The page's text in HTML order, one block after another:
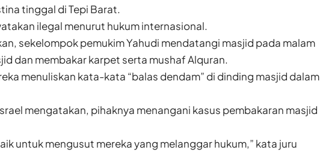
tinggal di Tepi Barat.
ilegal menurut hukum internasional.
sekelompok pemukim Yahudi mendatangi masjid pada malam
dan membakar karpet serta mushaf Alquran.
menuliskan kata-kata “balas dendam” di dinding masjid dalam
mengatakan, pihaknya menangani kasus pembakaran masjid
untuk mengusut mereka yang melanggar hukum,” kata juru